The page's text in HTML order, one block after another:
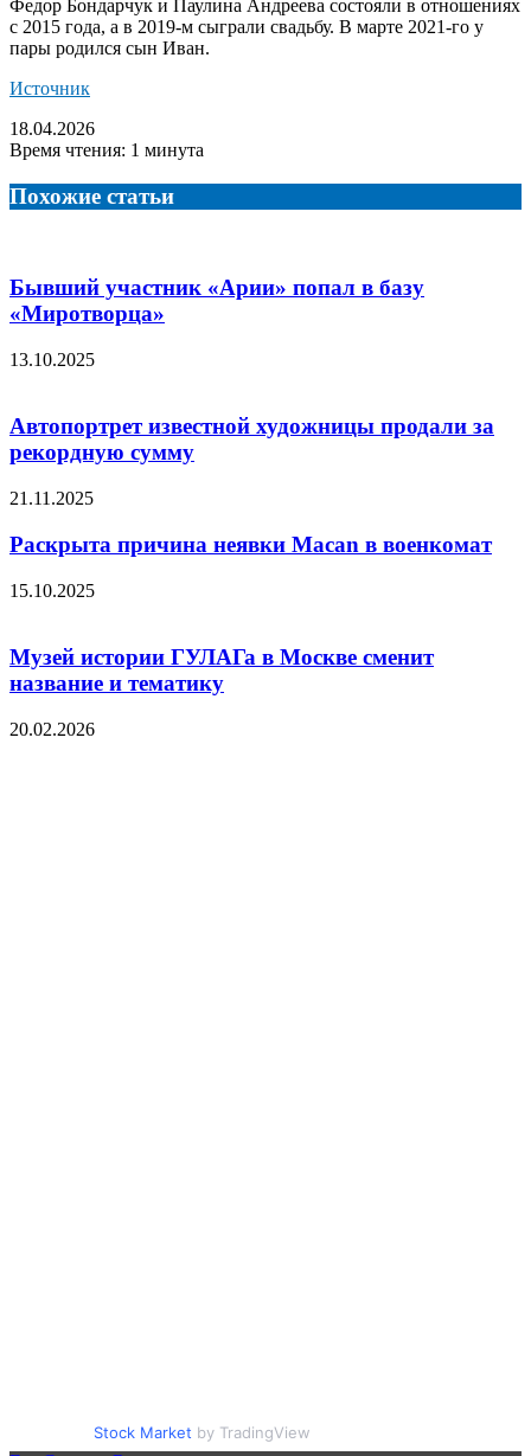
Федор Бондарчук и Паулина Андреева состояли в отношениях
с 2015 года, а в 2019-м сыграли свадьбу. В марте 2021-го у
пары родился сын Иван.
Источник
18.04.2026
Время чтения: 1 минута
Похожие статьи
Бывший участник «Арии» попал в базу
«Миротворца»
13.10.2025
Автопортрет известной художницы продали за
рекордную сумму
21.11.2025
Раскрыта причина неявки Macan в военкомат
15.10.2025
Музей истории ГУЛАГа в Москве сменит
название и тематику
20.02.2026
Stock Market by TradingView